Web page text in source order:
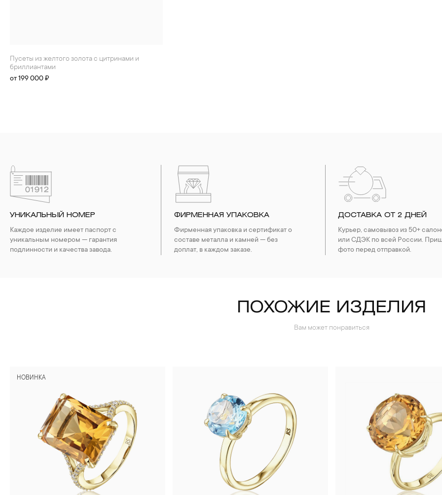
Пусеты из желтого золота с цитринами и
бриллиантами
от 199 000 ₽
УНИКАЛЬНЫЙ НОМЕР
Каждое изделие имеет паспорт с
уникальным номером — гарантия
подлинности и качества завода.
ФИРМЕННАЯ УПАКОВКА
Фирменная упаковка и сертификат о
составе металла и камней — без
доплат, в каждом заказе.
ДОСТАВКА ОТ 2 ДНЕЙ
Курьер, самовывоз из 50+
или СДЭК по всей России.
фото перед отправкой.
ПОХОЖИЕ ИЗДЕЛИЯ
Вам может понравиться
НОВИНКА